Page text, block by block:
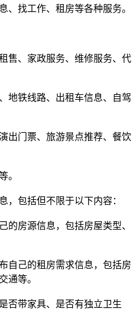
、找工作、租房等各种服务。
售、家政服务、维修服务、代
地铁线路、出租车信息、自驾
出门票、旅游景点推荐、餐饮
。
，包括但不限于以下内容：
的房源信息，包括房屋类型、
自己的租房需求信息，包括房
通等。
否带家具、是否有独立卫生